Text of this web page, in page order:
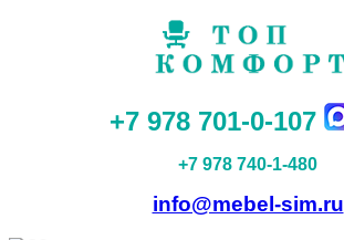
+7 978 701-0-107
+7 978 740-1-480
info@mebel-sim.ru